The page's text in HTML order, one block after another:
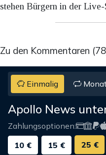
stehen Bürgern in der
Zu den Kommentaren
Einmalig
Apollo News
Zahlungsoptionen:
10 €
15 € 25 €